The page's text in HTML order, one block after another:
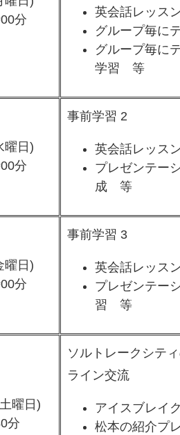
分
英会話レッス
グループ毎に
グループ毎に
学習 等
曜日)
分
事前学習 2
英会話レッス
プレゼンテー
成 等
曜日)
分
事前学習 3
英会話レッス
プレゼンテー
習 等
曜日)
分
ソルトレークシテ
ライン交流
アイスブレイ
松本の紹介プ